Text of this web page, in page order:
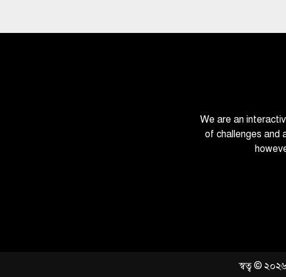
We are an
of challenges and
স্বত্ব ©